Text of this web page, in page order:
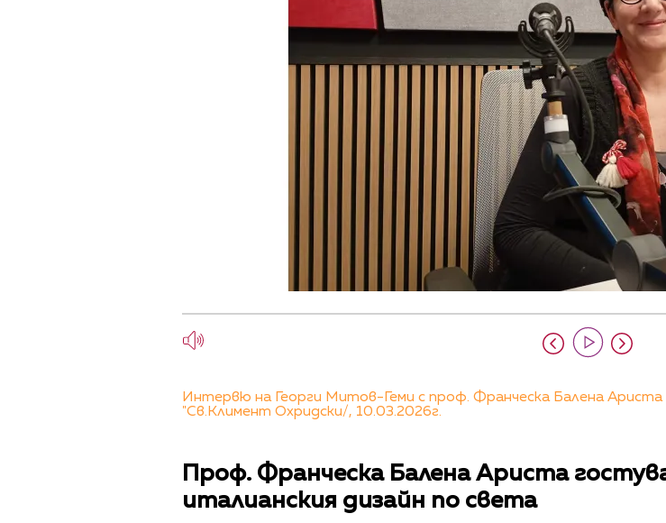
Интервю на Георги Митов-Геми с проф. Франческа Балена
"Св.Климент Охридски/, 10.03.2026г.
Проф. Франческа Балена Ариста
италианския дизайн по света